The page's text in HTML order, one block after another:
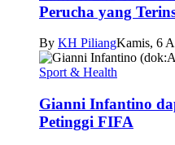
Perucha yang
By KH PiliangKamis, 6
Sport & Health
Gianni Infantino
Petinggi FIFA